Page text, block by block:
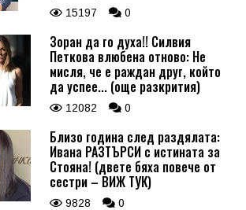
15197 0
Зоран да го духа!! Силвия
Петкова влюбена отново: Не
мисля, че е раждан друг, който
да успее... (още разкрития)
12082 0
Близо година след раздялата:
Ивана РАЗТЪРСИ с истината за
Стояна! (двете бяха повече от
сестри – ВИЖ ТУК)
9828 0